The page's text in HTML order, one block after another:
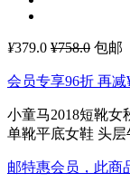
¥379.0 ¥758.0 包邮
会员专享96折 再减
小童马2018短靴
单靴平底女鞋 头层
邮特惠会员，此商